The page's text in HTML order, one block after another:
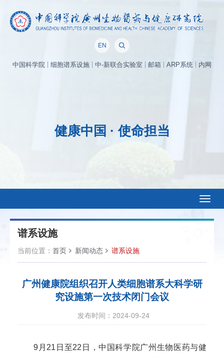
EN
中国科学院 细胞谱系设施 中-新联合实验室 邮箱 ARP系统 内网
健康中国 · 使命担当
谱系设施
当前位置： 首页 新闻动态 谱系设施
广州健康院组织召开人类细胞谱系大科学研
究设施第一次技术闭门会议
发布时间：2024-09-24
9月21日至22日，中国科学院广州生物医药与健